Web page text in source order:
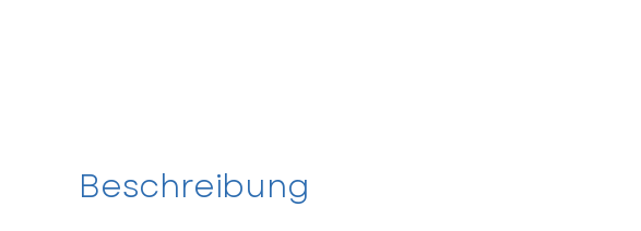
Beschreibung